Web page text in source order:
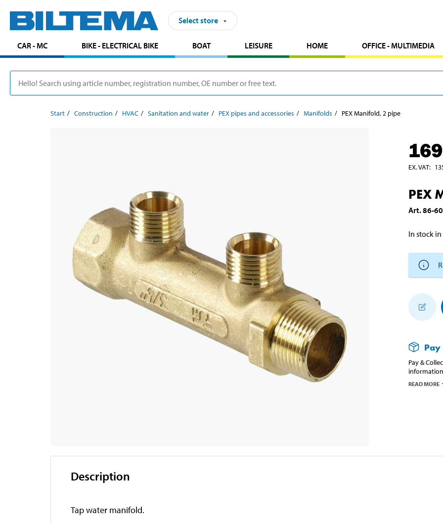
Select store
CAR - MC BIKE - ELECTRICAL BIKE BOAT LEISURE HOME OFFICE - MULTIMEDIA
Start Construction HVAC Sanitation and water PEX pipes and accessories Manifolds PEX Manifold, 2 pipe
169
EX. VAT:
PEX
Art.86-
In stock in
Pay
Pay &
READ MORE
Description
Tap water manifold.